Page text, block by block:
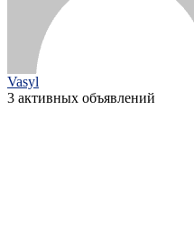
Vasyl
3 активных объявлений